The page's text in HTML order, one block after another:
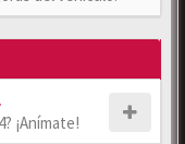
¡Anímate!